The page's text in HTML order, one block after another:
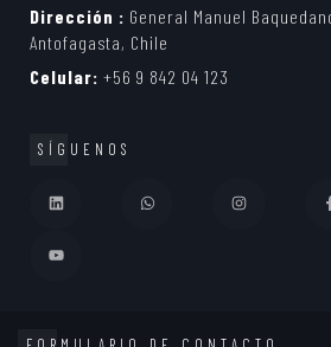
Dirección : General Manuel
Antofagasta, Chile
Celular: +56 9 842 04 123
SÍGUENOS